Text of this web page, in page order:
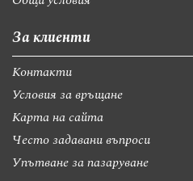
За клиенти
Контакти
Условия за връщане
Карта на сайта
Често задавани въпроси
Упътване за пазаруване